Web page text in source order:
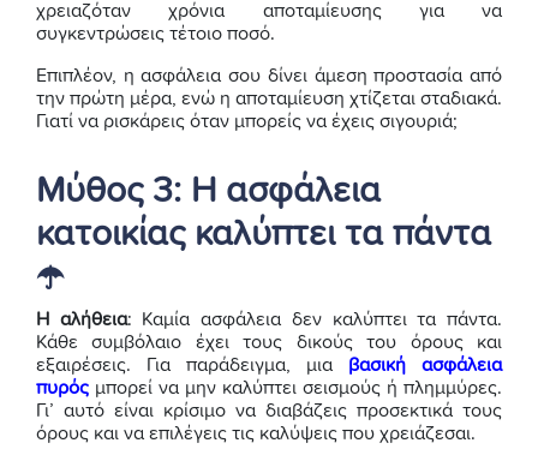
χρειαζόταν χρόνια αποταμίευσης για να
συγκεντρώσεις τέτοιο ποσό.
Επιπλέον, η ασφάλεια σου δίνει άμεση προστασία από
την πρώτη μέρα, ενώ η αποταμίευση χτίζεται σταδιακά.
Γιατί να ρισκάρεις όταν μπορείς να έχεις σιγουριά;
Μύθος 3: Η ασφάλεια
κατοικίας καλύπτει τα πάντα
☂️
Η αλήθεια: Καμία ασφάλεια δεν καλύπτει τα πάντα.
Κάθε συμβόλαιο έχει τους δικούς του όρους και
εξαιρέσεις. Για παράδειγμα, μια βασική ασφάλεια
πυρός μπορεί να μην καλύπτει σεισμούς ή πλημμύρες.
Γι’ αυτό είναι κρίσιμο να διαβάζεις προσεκτικά τους
όρους και να επιλέγεις τις καλύψεις που χρειάζεσαι.